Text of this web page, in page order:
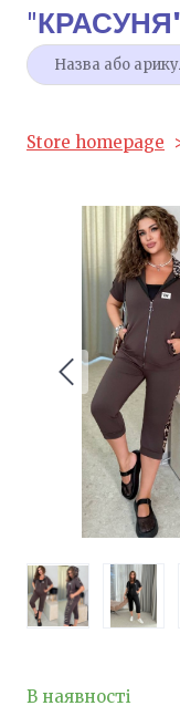
"
Store homepage
В наявності